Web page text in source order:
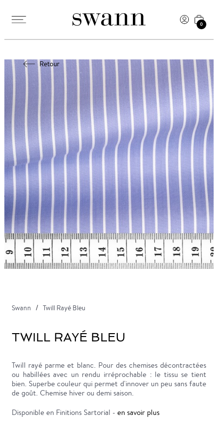
0
Retour
Swann Twill Rayé Bleu
TWILL RAYÉ BLEU
Twill rayé parme et blanc. Pour des chemises décontractées
ou habillées avec un rendu irréprochable : le tissu se tient
bien. Superbe couleur qui permet d'innover un peu sans faute
de goût. Chemise hiver ou demi saison.
Disponible en Finitions Sartorial - en savoir plus